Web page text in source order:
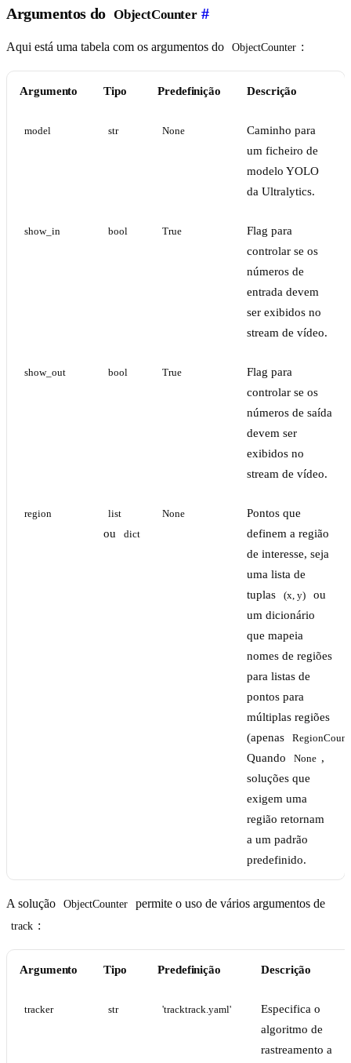
Argumentos do ObjectCounter #
Aqui está uma tabela com os argumentos do ObjectCounter :
Argumento Tipo Predefinição Descrição
model str None
Caminho para
um ficheiro de
modelo YOLO
da Ultralytics.
show_in bool True
Flag para
controlar se os
números de
entrada devem
ser exibidos no
stream de vídeo.
show_out bool True
Flag para
controlar se os
números de saída
devem ser
exibidos no
stream de vídeo.
region list
ou dict
None
Pontos que
definem a região
de interesse, seja
uma lista de
tuplas
(x, y)
ou
um dicionário
que mapeia
nomes de regiões
para listas de
pontos para
múltiplas regiões
(apenas
Quando None ,
soluções que
exigem uma
região retornam
a um padrão
predefinido.
A solução ObjectCounter permite o uso de vários argumentos de
track :
Argumento Tipo Predefinição Descrição
tracker str 'tracktrack.yaml'
Especifica o
algoritmo de
rastreamento a